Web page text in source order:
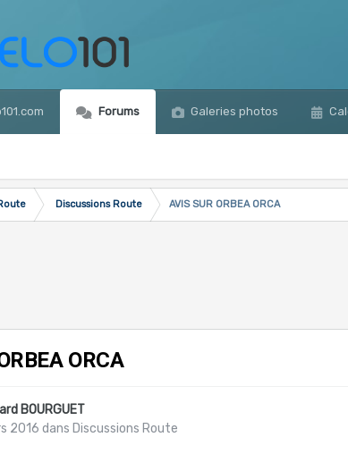
Forums Galeries photos
Discussions Route AVIS SUR ORBEA ORCA
ORCA
BOURGUET
2016 dans Discussions Route